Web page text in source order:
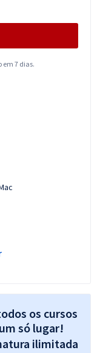
em 7 dias.
os cursos
só lugar!